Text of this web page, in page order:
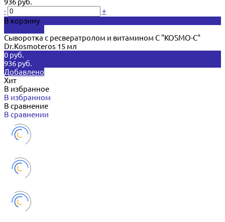
936 руб.
-
+
В корзину
Сыворотка с ресвератролом и витамином С "KOSMO-C"
Dr.Kosmoteros 15 мл
0 руб.
936 руб.
Добавлено
Хит
В избранное
В избранном
В сравнение
В сравнении